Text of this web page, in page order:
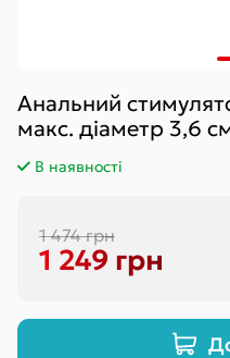
Анальний
макс. діаметр 3,6
В наявності
1 474 грн
1 249 грн